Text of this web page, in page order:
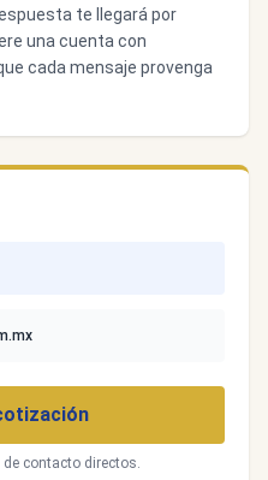
te llegará por
una cuenta con
cada mensaje provenga
contacto directos.